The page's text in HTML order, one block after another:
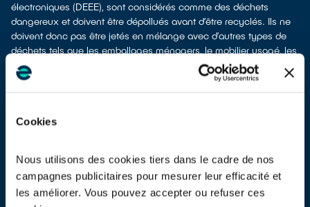
Cookies
Nous utilisons des cookies tiers dans le cadre de nos
campagnes publicitaires pour mesurer leur efficacité et
les améliorer. Vous pouvez accepter ou refuser ces
électroniques (DEEE), sont considérés comme des déchets
dangereux et doivent être dépollués avant d’être recyclés. Ils ne
doivent donc pas être jetés en mélange avec d’autres types de
déchets tels que les emballages ménagers, le mobilier usagé, les
ordures ménagères, etc. ! Leur dépollution et leur recyclage serait
alors impossible.
électroniques.
fonctionnel ou réparable
les déposer en déchetterie
les fairereprendre à la livraisond’un appareil neuf de